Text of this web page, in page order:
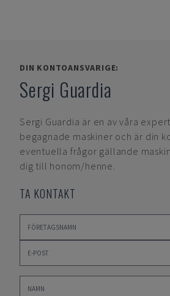
DIN KONTOANSVARIGE:
Sergi Guardia
Sergi Guardia är en av våra
begagnade maskiner och är din
eventuella frågor gällande
dig till honom/henne.
TA KONTAKT